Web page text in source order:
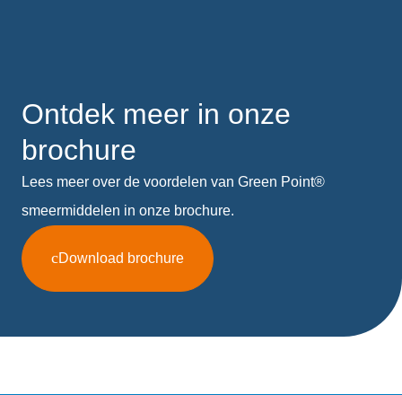
Ontdek meer in onze
brochure
Lees meer over de voordelen van Green Point®
smeermiddelen in onze brochure.
Download brochure